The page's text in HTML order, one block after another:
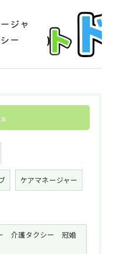
ジャ
ー
ケアマネージャー
介護タクシー 冠婚